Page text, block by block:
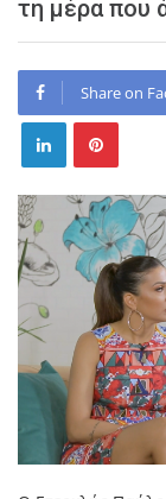
τη μέρα που
Share on